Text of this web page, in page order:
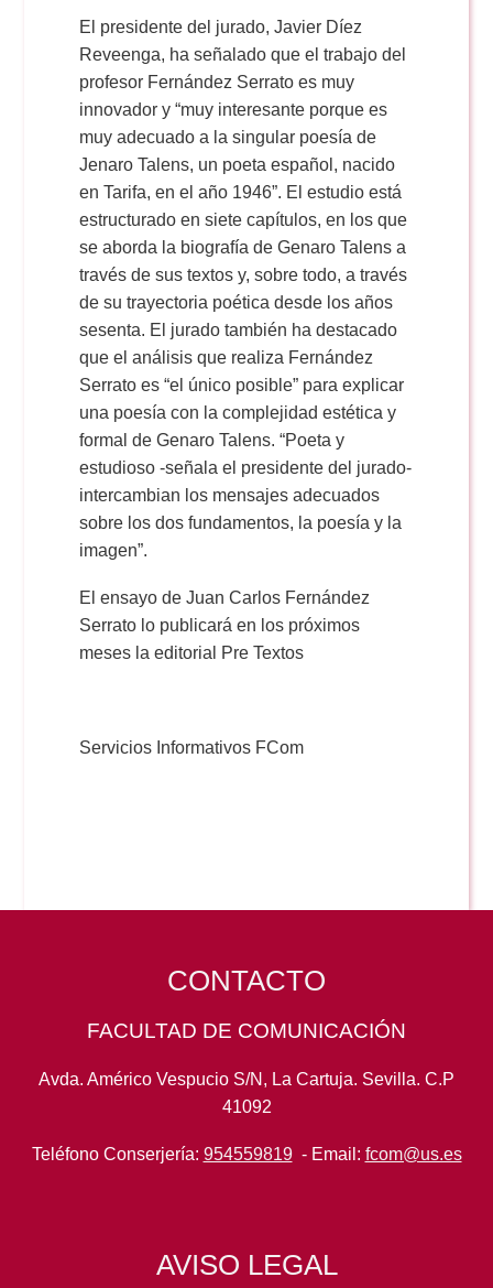
El presidente del jurado, Javier Díez
Reveenga, ha señalado que el trabajo del
profesor Fernández Serrato es muy
innovador y “muy interesante porque es
muy adecuado a la singular poesía de
Jenaro Talens, un poeta español, nacido
en Tarifa, en el año 1946”. El estudio está
estructurado en siete capítulos, en los que
se aborda la biografía de Genaro Talens a
través de sus textos y, sobre todo, a través
de su trayectoria poética desde los años
sesenta. El jurado también ha destacado
que el análisis que realiza Fernández
Serrato es “el único posible” para explicar
una poesía con la complejidad estética y
formal de Genaro Talens. “Poeta y
estudioso -señala el presidente del jurado-
intercambian los mensajes adecuados
sobre los dos fundamentos, la poesía y la
imagen”.
El ensayo de Juan Carlos Fernández
Serrato lo publicará en los próximos
meses la editorial Pre Textos
Servicios Informativos FCom
CONTACTO
FACULTAD DE COMUNICACIÓN
Avda. Américo Vespucio S/N, La Cartuja. Sevilla. C.P
41092
Teléfono Conserjería: 954559819- Email: fcom@us.es
AVISO LEGAL